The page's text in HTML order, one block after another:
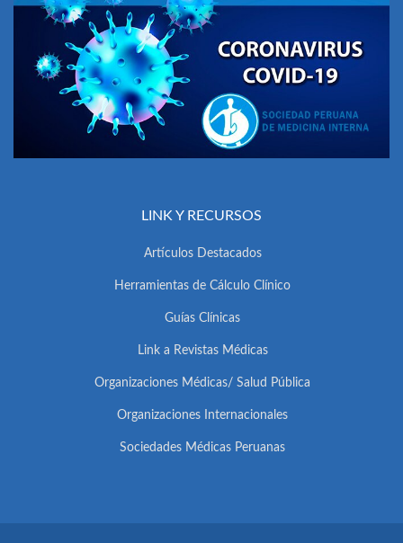
LINK Y RECURSOS
Artículos Destacados
Herramientas de Cálculo Clínico
Guías Clínicas
Link a Revistas Médicas
Organizaciones Médicas/ Salud Pública
Organizaciones Internacionales
Sociedades Médicas Peruanas